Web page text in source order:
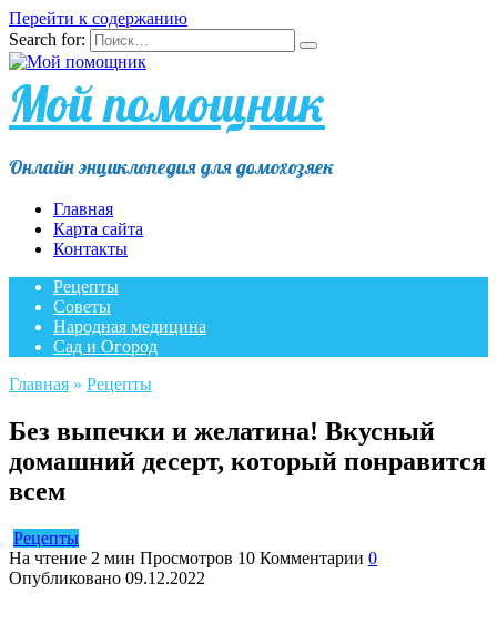
Перейти к содержанию
Search for:
Мой помощник
Онлайн энциклопедия для домохозяек
Главная
Карта сайта
Контакты
Рецепты
Советы
Народная медицина
Сад и Огород
Главная » Рецепты
Без выпечки и желатина! Вкусный
домашний десерт, который понравится
всем
Рецепты
На чтение 2 мин Просмотров 10 Комментарии 0
Опубликовано 09.12.2022